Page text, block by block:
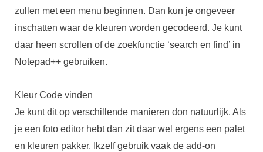
zullen met een menu beginnen. Dan kun je ongeveer
inschatten waar de kleuren worden gecodeerd. Je kunt
daar heen scrollen of de zoekfunctie ‘search en find’ in
Notepad++ gebruiken.
Kleur Code vinden
Je kunt dit op verschillende manieren don natuurlijk. Als
je een foto editor hebt dan zit daar wel ergens een palet
en kleuren pakker. Ikzelf gebruik vaak de add-on